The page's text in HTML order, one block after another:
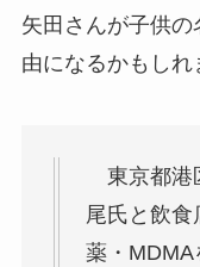
矢田さんが子供
由になるかもしれ
東京都港
尾氏と飲食
薬・MDMA